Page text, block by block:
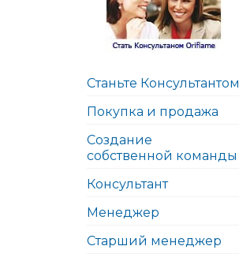
Станьте Консультантом
Покупка и продажа
Создание
собственной команды
Консультант
Менеджер
Старший менеджер